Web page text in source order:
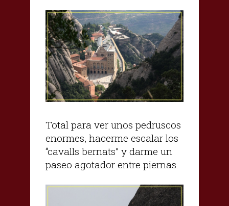
Total para ver unos pedruscos
enormes, hacerme escalar los
“cavalls bernats” y darme un
paseo agotador entre piernas.